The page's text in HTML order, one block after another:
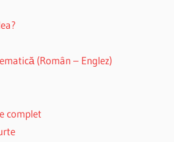
(Român – Englez)
complet